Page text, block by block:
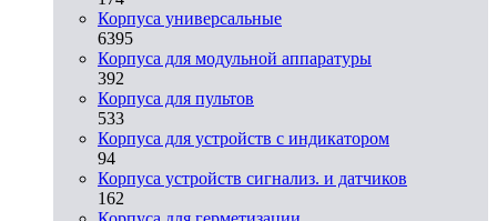
Корпуса универсальные
6395
Корпуса для модульной аппаратуры
392
Корпуса для пультов
533
Корпуса для устройств с индикатором
94
Корпуса устройств сигнализ. и датчиков
162